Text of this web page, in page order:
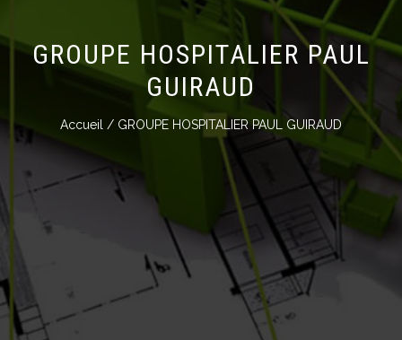
GROUPE HOSPITALIER PAUL
GUIRAUD
Accueil / GROUPE HOSPITALIER PAUL GUIRAUD